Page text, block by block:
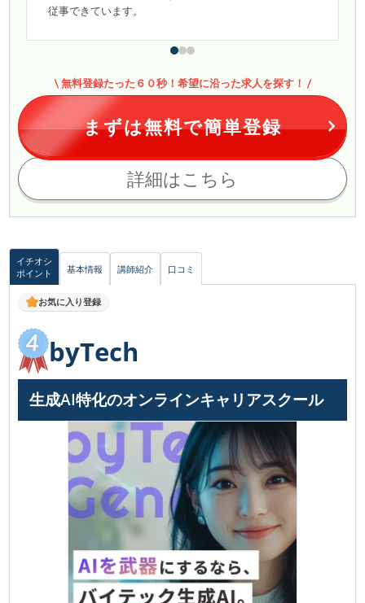
従事できています。
詳細はこちら
無料登録たった６０秒！希望に沿った求人を探す！
まずは無料で簡単登録
イチオシ
ポイント
基本情報 講師紹介 口コミ
お気に入り登録
byTech
生成AI特化のオンラインキャリアスクール